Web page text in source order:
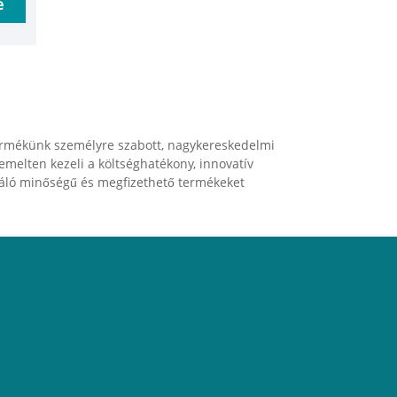
személyre szabott, nagykereskedelmi
kezeli a költséghatékony, innovatív
minőségű és megfizethető termékeket